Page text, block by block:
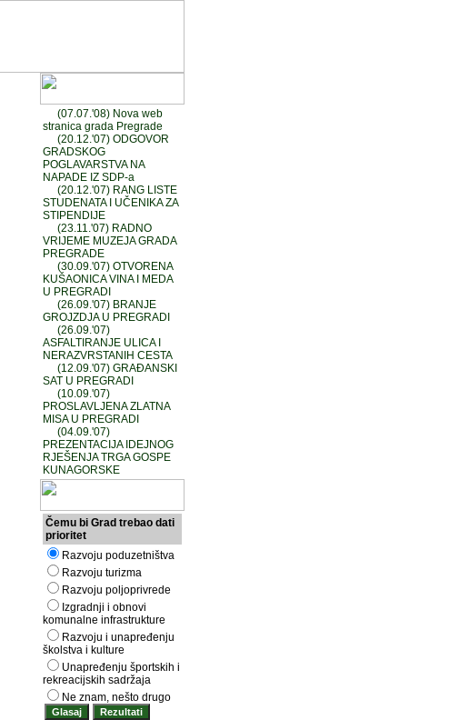
(07.07.'08) Nova web
stranica grada Pregrade
(20.12.'07) ODGOVOR
GRADSKOG
POGLAVARSTVA NA
NAPADE IZ SDP-a
(20.12.'07) RANG LISTE
STUDENATA I UČENIKA ZA
STIPENDIJE
(23.11.'07) RADNO
VRIJEME MUZEJA GRADA
PREGRADE
(30.09.'07) OTVORENA
KUŠAONICA VINA I MEDA
U PREGRADI
(26.09.'07) BRANJE
GROJZDJA U PREGRADI
(26.09.'07)
ASFALTIRANJE ULICA I
NERAZVRSTANIH CESTA
(12.09.'07) GRAĐANSKI
SAT U PREGRADI
(10.09.'07)
PROSLAVLJENA ZLATNA
MISA U PREGRADI
(04.09.'07)
PREZENTACIJA IDEJNOG
RJEŠENJA TRGA GOSPE
KUNAGORSKE
Čemu bi Grad trebao dati
prioritet
Razvoju poduzetništva
Razvoju turizma
Razvoju poljoprivrede
Izgradnji i obnovi
komunalne infrastrukture
Razvoju i unapređenju
školstva i kulture
Unapređenju športskih i
rekreacijskih sadržaja
Ne znam, nešto drugo